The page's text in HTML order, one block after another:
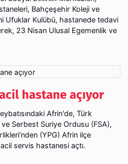
Bahçeşehir Koleji ve
Ufuklar Kulübü, hastanede tedavi
23 Nisan Ulusal Egemenlik ve
hastane açıyor
Afrin'de, Türk
Serbest Suriye Ordusu (FSA),
(YPG) Afrin ilçe
servis hastanesi açtı.